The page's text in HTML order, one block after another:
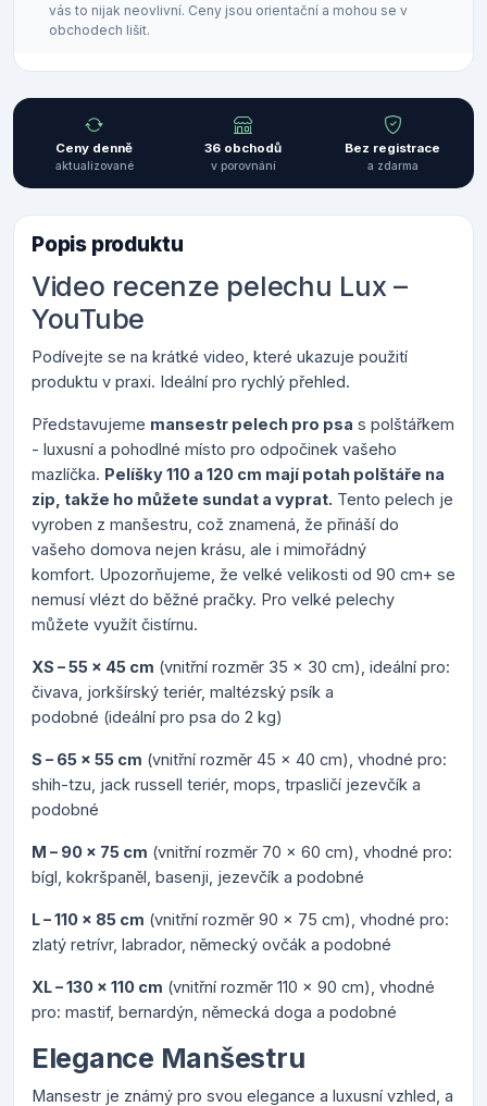
vás to nijak neovlivní. Ceny jsou orientační a mohou se v
obchodech lišit.
Ceny denně
aktualizované
36 obchodů
v porovnání
Bez registrace
a zdarma
Popis produktu
Video recenze pelechu Lux –
YouTube
Podívejte se na krátké video, které ukazuje použití
produktu v praxi. Ideální pro rychlý přehled.
Představujeme mansestr pelech pro psa s polštářkem
- luxusní a pohodlné místo pro odpočinek vašeho
mazlíčka. Pelíšky 110 a 120 cm mají potah polštáře na
zip, takže ho můžete sundat a vyprat. Tento pelech je
vyroben z manšestru, což znamená, že přináší do
vašeho domova nejen krásu, ale i mimořádný
komfort. Upozorňujeme, že velké velikosti od 90 cm+ se
nemusí vlézt do běžné pračky. Pro velké pelechy
můžete využít čistírnu.
XS – 55 x 45 cm (vnitřní rozměr 35 x 30 cm), ideální pro:
čivava, jorkšírský teriér, maltézský psík a
podobné (ideální pro psa do 2 kg)
S – 65 x 55 cm (vnitřní rozměr 45 x 40 cm), vhodné pro:
shih-tzu, jack russell teriér, mops, trpasličí jezevčík a
podobné
M – 90 x 75 cm (vnitřní rozměr 70 x 60 cm), vhodné pro:
bígl, kokršpaněl, basenji, jezevčík a podobné
L – 110 x 85 cm (vnitřní rozměr 90 x 75 cm), vhodné pro:
zlatý retrívr, labrador, německý ovčák a podobné
XL – 130 x 110 cm (vnitřní rozměr 110 x 90 cm), vhodné
pro: mastif, bernardýn, německá doga a podobné
Elegance Manšestru
Mansestr je známý pro svou elegance a luxusní vzhled, a